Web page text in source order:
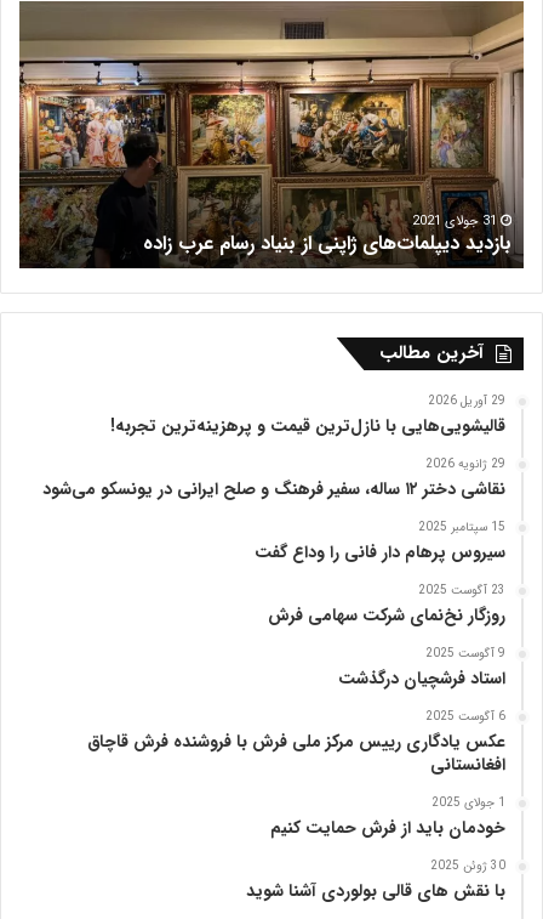
ف
ر
ش
ه
ر
16 جولای 2021
فرش هریس
ر
ی
آخرین مطالب
29 آوریل 2026
قالیشویی‌هایی با نازل‌ترین قیمت و پرهزینه‌ترین تجربه!
29 ژانویه 2026
نقاشی دختر ۱۲ ساله، سفیر فرهنگ و صلح ایرانی در یونسکو می‌شود
15 سپتامبر 2025
سیروس پرهام دار فانی را وداع گفت
23 آگوست 2025
روزگار نخ‌نمای شرکت سهامی فرش
9 آگوست 2025
استاد فرشچیان درگذشت
6 آگوست 2025
عکس یادگاری رییس مرکز ملی فرش با فروشنده فرش قاچاق
افغانستانی
1 جولای 2025
خودمان باید از فرش حمایت کنیم
30 ژوئن 2025
با نقش های قالی بولوردی آشنا شوید